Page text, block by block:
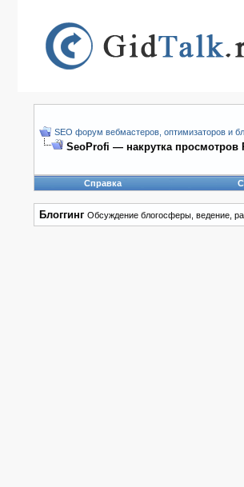
SEO форум вебмастеров, оптимизаторов и
SeoProfi — накрутка просмотров
Справка
Блоггинг Обсуждение блогосферы, ведение,